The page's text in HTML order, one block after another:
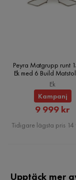
Peyra Matgrupp runt
Ek med 6 Build
Ek
Kampanj
Pris
9 999 kr
Tidigare lägsta pris
Upptäck mer